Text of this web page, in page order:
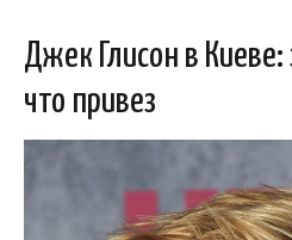
Джек Глисон в
что привез